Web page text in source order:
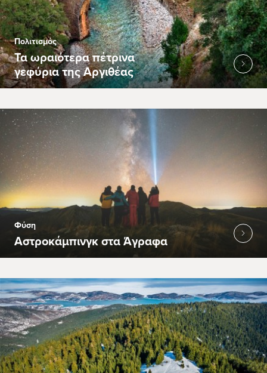
Πολιτισμός
Τα ωραιότερα πέτρινα
γεφύρια της Αργιθέας
Φύση
Αστροκάμπινγκ στα Άγραφα